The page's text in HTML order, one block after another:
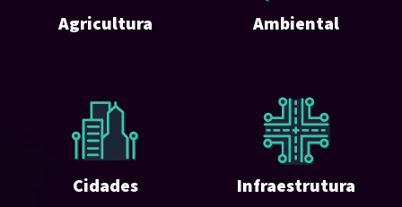
Agricultura Ambiental
Cidades Infraestrutura